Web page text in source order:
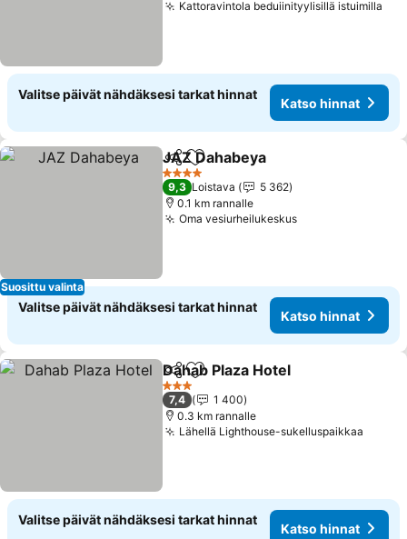
Kattoravintola beduiinityylisillä istuimilla
Valitse päivät nähdäksesi tarkat hinnat
Katso hinnat
Suosittu valinta
Jaa Lisää suosikkeihin
JAZ Dahabeya
4 Tähtiluokitus
9,3 Loistava
5 362
0.1 km rannalle
Oma vesiurheilukeskus
Valitse päivät nähdäksesi tarkat hinnat
Katso hinnat
Jaa Lisää suosikkeihin
Dahab Plaza Hotel
3 Tähtiluokitus
7,4
1 400
0.3 km rannalle
Lähellä Lighthouse-sukelluspaikkaa
Valitse päivät nähdäksesi tarkat hinnat
Katso hinnat